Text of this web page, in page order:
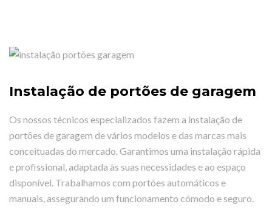
Instalação de portões de garagem
Os nossos técnicos especializados fazem a instalação de
portões de garagem de vários modelos e das marcas mais
conceituadas do mercado. Garantimos uma instalação rápida
e profissional, adaptada às suas necessidades e ao espaço
disponível. Trabalhamos com portões automáticos e
manuais, assegurando um funcionamento cómodo e seguro.